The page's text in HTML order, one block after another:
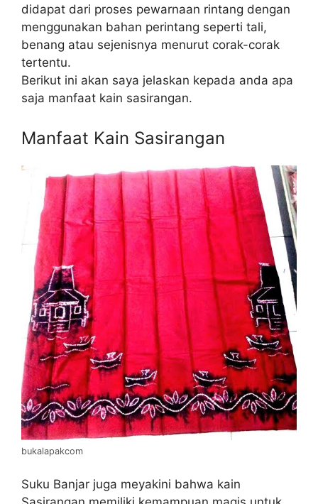
didapat dari proses pewarnaan rintang dengan
menggunakan bahan perintang seperti tali,
benang atau sejenisnya menurut corak-corak
tertentu.
Berikut ini akan saya jelaskan kepada anda apa
saja manfaat kain sasirangan.
Manfaat Kain Sasirangan
bukalapakcom
Suku Banjar juga meyakini bahwa kain